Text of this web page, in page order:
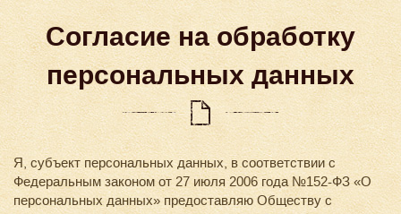
Согласие на обработку
персональных данных
Я, субъект персональных данных, в соответствии с
Федеральным законом от 27 июля 2006 года №152-ФЗ «О
персональных данных» предоставляю Обществу с